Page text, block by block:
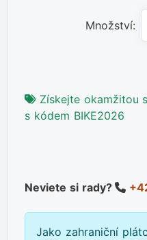
Množství:
Získejte okamžitou
s kódem BIKE2026
Neviete si rady?
Jako zahraniční